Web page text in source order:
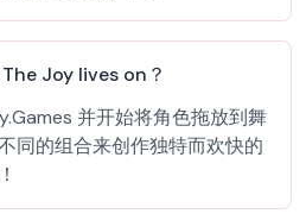
Joy lives on？
并开始将角色拖放到舞
同的组合来创作独特而欢快的